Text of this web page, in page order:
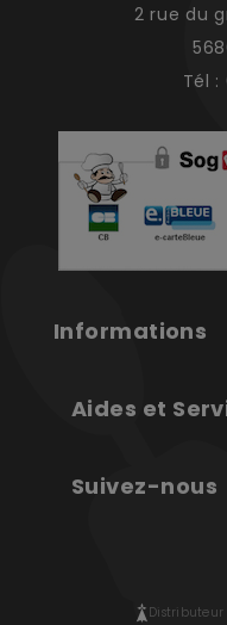
2 rue du
Tél :
Informations
Aides et
Suivez-nous
Distributeur